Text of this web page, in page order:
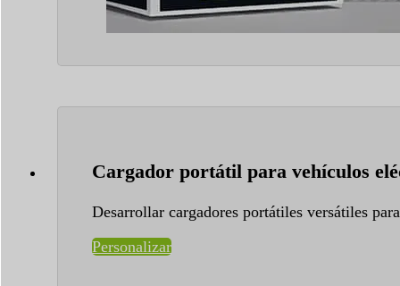
Cargador portátil para vehículos
Desarrollar cargadores portátiles versátiles
Personalizar